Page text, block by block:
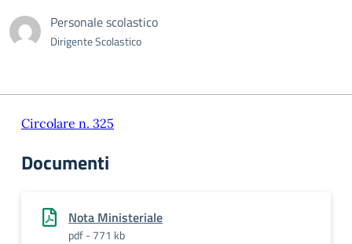
Personale scolastico
Dirigente Scolastico
Circolare n. 325
Documenti
Nota Ministeriale
pdf - 771 kb